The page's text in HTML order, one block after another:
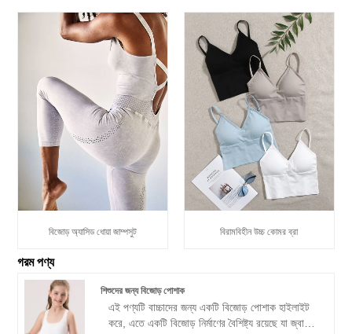
বিজোড় অ্যাসিড ধোয়া জাম্পসুট বিরামবিহীন উচ্চ কোমর ব্রা
গরম পণ্য
শিশুদের জন্য বিজোড় পোশাক
এই পণ্যটি বাচ্চাদের জন্য একটি বিজোড় পোশাক হাইলাইট
করে, এতে একটি বিজোড় নির্মাণের বৈশিষ্ট্য রয়েছে যা জ্বালা